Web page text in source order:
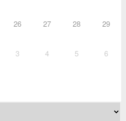
26 27 28 29
3 4 5 6